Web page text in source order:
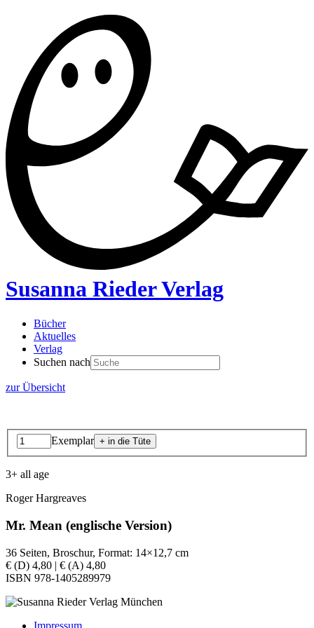
Susanna Rieder Verlag
Bücher
Aktuelles
Verlag
Suchen nach
zur Übersicht
Exemplar
3+ all age
Roger Hargreaves
Mr. Mean (englische Version)
36 Seiten, Broschur, Format: 14×12,7 cm
€ (D) 4,80 | € (A) 4,80
ISBN 978-1405289979
Impressum